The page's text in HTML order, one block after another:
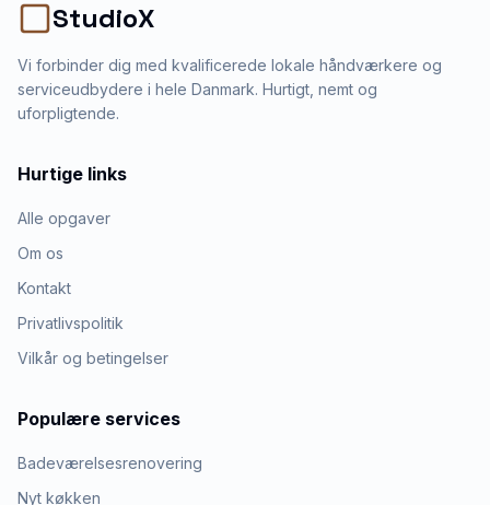
StudioX
Vi forbinder dig med kvalificerede lokale håndværkere og
serviceudbydere i hele Danmark. Hurtigt, nemt og
uforpligtende.
Hurtige links
Alle opgaver
Om os
Kontakt
Privatlivspolitik
Vilkår og betingelser
Populære services
Badeværelsesrenovering
Nyt køkken